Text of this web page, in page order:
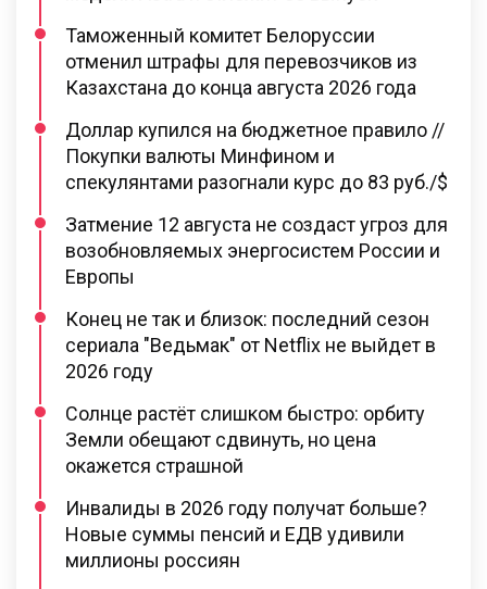
Таможенный комитет Белоруссии
отменил штрафы для перевозчиков из
Казахстана до конца августа 2026 года
Доллар купился на бюджетное правило //
Покупки валюты Минфином и
спекулянтами разогнали курс до 83 руб./$
Затмение 12 августа не создаст угроз для
возобновляемых энергосистем России и
Европы
Конец не так и близок: последний сезон
сериала "Ведьмак" от Netflix не выйдет в
2026 году
Солнце растёт слишком быстро: орбиту
Земли обещают сдвинуть, но цена
окажется страшной
Инвалиды в 2026 году получат больше?
Новые суммы пенсий и ЕДВ удивили
миллионы россиян